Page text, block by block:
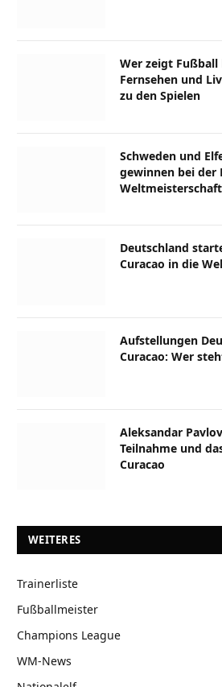
Wer zeigt
Fernsehen und
zu den Spielen
Schweden und
gewinnen bei der
Weltmeisterschaft
Deutschland
Curacao in die
Aufstellungen
Curacao: Wer
Aleksandar
Teilnahme und
Curacao
WEITERES
Trainerliste
Fußballmeister
Champions League
WM-News